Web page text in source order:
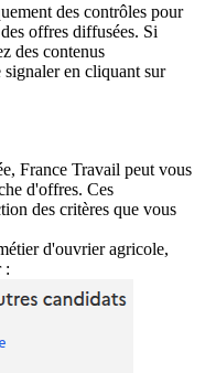
des contrôles pour
offres diffusées. Si
des contenus
en cliquant sur
France Travail peut vous
d'offres. Ces
des critères que vous
d'ouvrier agricole,
: